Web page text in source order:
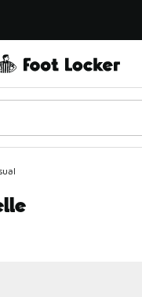
in einem neuen Fenster